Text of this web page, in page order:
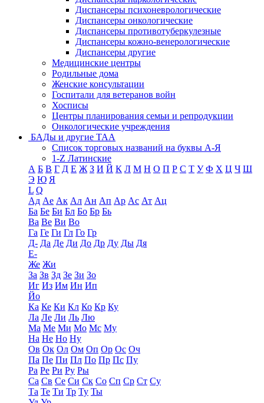
Диспансеры психоневрологические
Диспансеры онкологические
Диспансеры противотуберкулезные
Диспансеры кожно-венерологические
Диспансеры другие
Медицинские центры
Родильные дома
Женские консультации
Госпитали для ветеранов войн
Хосписы
Центры планирования семьи и репродукции
Онкологические учреждения
БАДы и другие ТАА
Список торговых названий на буквы А-Я
1-Z Латинские
А Б В Г Д Е Ж З И Й К Л М Н О П Р С Т У Ф Х Ц Ч Ш
Э Ю Я
L Q
Ад Ае Ак Ал Ан Ап Ар Ас Ат Ац
Ба Бе Би Бл Бо Бр Бь
Ва Ве Ви Во
Га Ге Ги Гл Го Гр
Д- Да Де Ди До Др Ду Ды Дя
Е-
Же Жи
За Зв Зд Зе Зи Зо
Иг Из Им Ин Ип
Йо
Ка Ке Ки Кл Ко Кр Ку
Ла Ле Ли Ль Лю
Ма Ме Ми Мо Мс Му
На Не Но Ну
Ов Ок Ол Ом Оп Ор Ос Оч
Па Пе Пи Пл По Пр Пс Пу
Ра Ре Ри Ру Ры
Са Св Се Си Ск Со Сп Ср Ст Су
Та Те Ти Тр Ту Ты